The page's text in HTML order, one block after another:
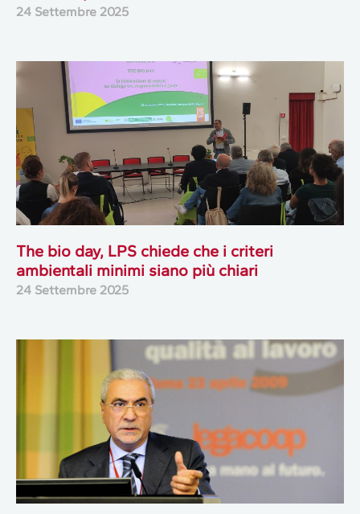
24 Settembre 2025
The bio day, LPS chiede che i criteri
ambientali minimi siano più chiari
24 Settembre 2025